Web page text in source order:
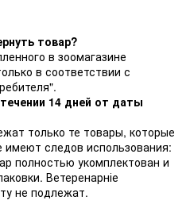
товар?
в зоомагазине
в соответствии с
14 дней от даты
только те товары, которые
имеют следов использования:
полностью укомплектован и
Ветеренарніе
не подлежат.